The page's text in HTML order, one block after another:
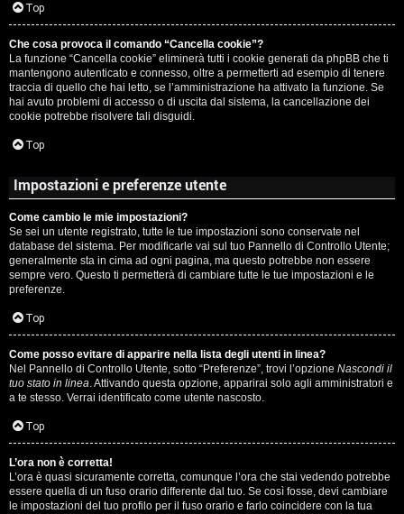
i
v
i
e
r
c
a
F
A
Q
Top
Che cosa provoca il comando “Cancella cookie”?
La funzione “Cancella cookie” eliminerà tutti i cookie generati da phpBB che ti
mantengono autenticato e connesso, oltre a permetterti ad esempio di tenere
traccia di quello che hai letto, se l’amministrazione ha attivato la funzione. Se
hai avuto problemi di accesso o di uscita dal sistema, la cancellazione dei
cookie potrebbe risolvere tali disguidi.
Top
Impostazioni e preferenze utente
Come cambio le mie impostazioni?
Se sei un utente registrato, tutte le tue impostazioni sono conservate nel
database del sistema. Per modificarle vai sul tuo Pannello di Controllo Utente;
generalmente sta in cima ad ogni pagina, ma questo potrebbe non essere
sempre vero. Questo ti permetterà di cambiare tutte le tue impostazioni e le
preferenze.
Top
Come posso evitare di apparire nella lista degli utenti in linea?
Nel Pannello di Controllo Utente, sotto “Preferenze”, trovi l’opzione Nascondi il
tuo stato in linea. Attivando questa opzione, apparirai solo agli amministratori e
a te stesso. Verrai identificato come utente nascosto.
Top
L’ora non è corretta!
L’ora è quasi sicuramente corretta, comunque l’ora che stai vedendo potrebbe
essere quella di un fuso orario differente dal tuo. Se così fosse, devi cambiare
le impostazioni del tuo profilo per il fuso orario e farlo coincidere con la tua
c
a
:
C
D
V
i
n
i
l
i
/
D
i
g
i